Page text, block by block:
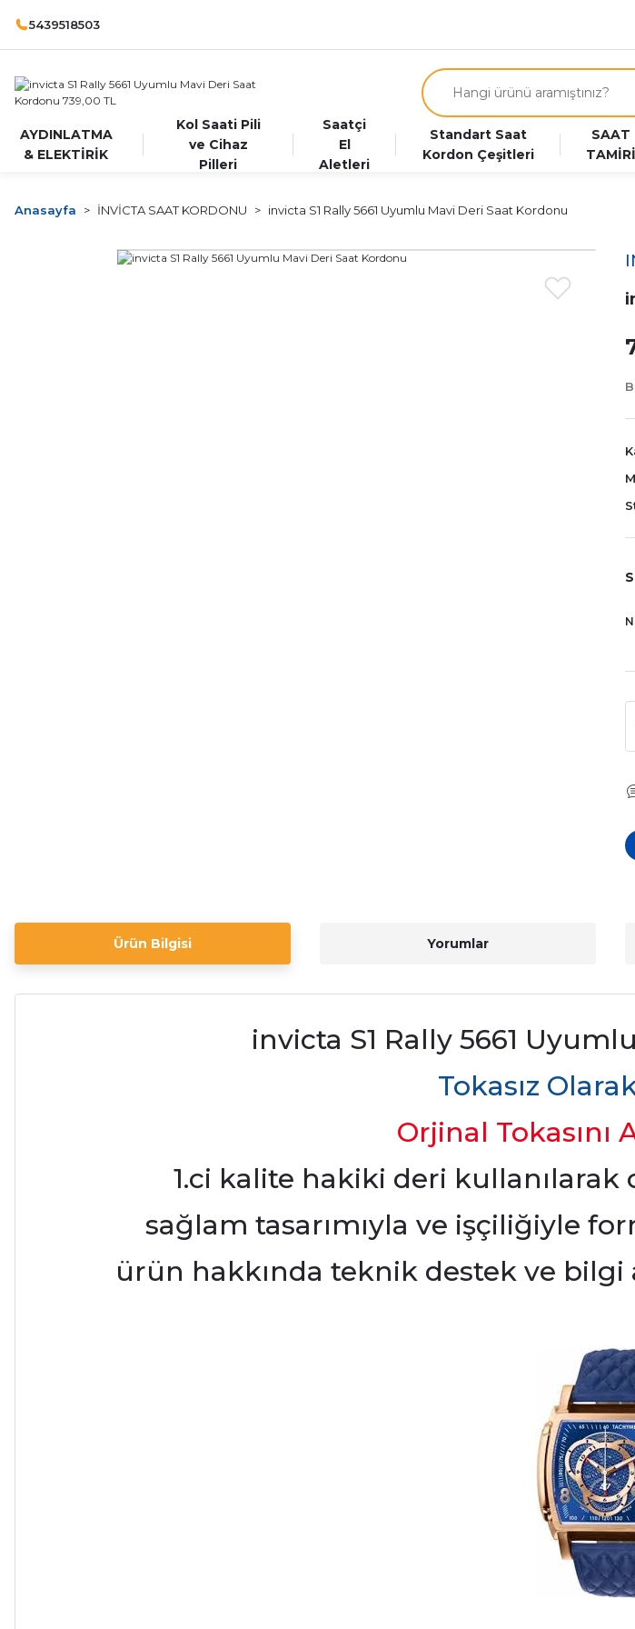
5439518503
AYDINLATMA
& ELEKTİRİK
Kol Saati Pili
ve Cihaz
Pilleri
Saatçi
El
Aletleri
Standart Saat
Kordon Çeşitleri
SAAT
TAMİRİ
Anasayfa İNVİCTA SAAT KORDONU invicta S1 Rally 5661 Uyumlu Mavi Deri Saat Kordonu
Ürün Bilgisi Yorumlar
invicta S1 Rally 5661
Tokasız
Orjinal Tokasını
1.ci kalite hakiki deri
sağlam tasarımıyla ve işçiliğiyle
ürün hakkında teknik destek ve